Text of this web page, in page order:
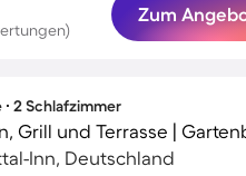
Zum
∙ 2 Schlafzimmer
Grill und Terrasse |
Inn, Deutschland